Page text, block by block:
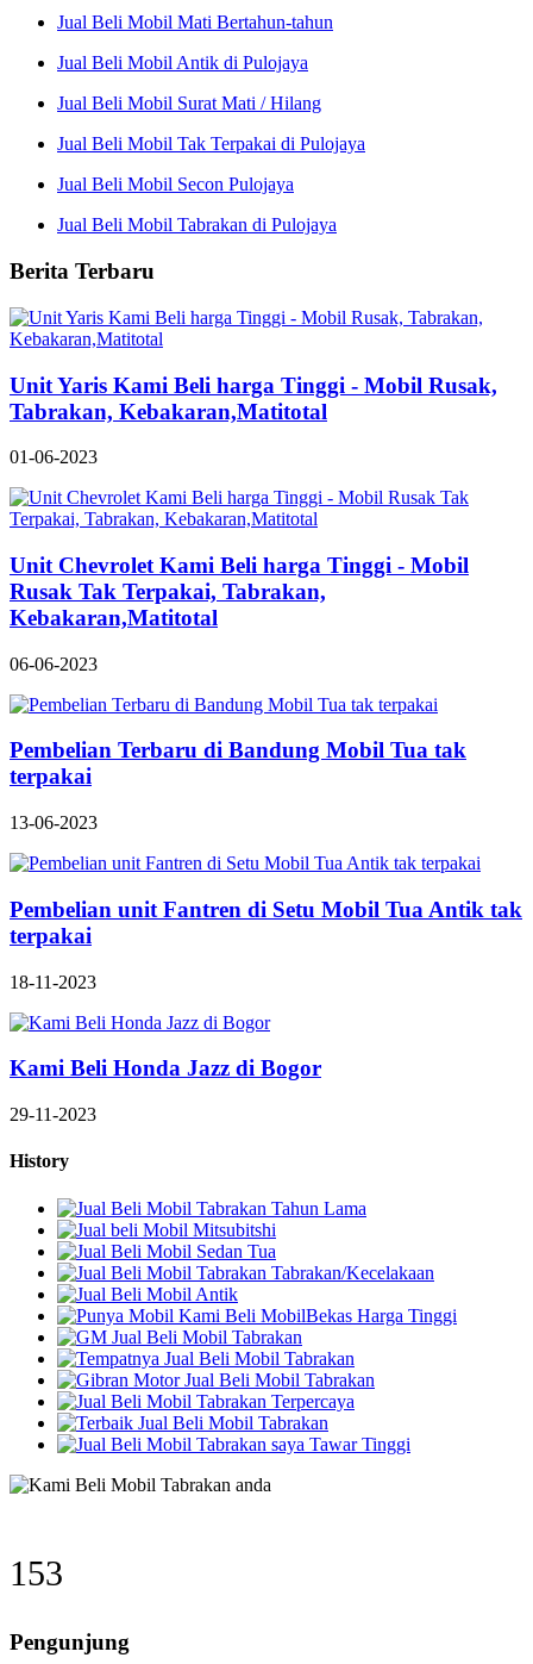
Jual Beli Mobil Mati Bertahun-tahun
Jual Beli Mobil Antik di Pulojaya
Jual Beli Mobil Surat Mati / Hilang
Jual Beli Mobil Tak Terpakai di Pulojaya
Jual Beli Mobil Secon Pulojaya
Jual Beli Mobil Tabrakan di Pulojaya
Berita Terbaru
Unit Yaris Kami Beli harga Tinggi - Mobil Rusak,
Tabrakan, Kebakaran,Matitotal
01-06-2023
Unit Chevrolet Kami Beli harga Tinggi - Mobil
Rusak Tak Terpakai, Tabrakan,
Kebakaran,Matitotal
06-06-2023
Pembelian Terbaru di Bandung Mobil Tua tak
terpakai
13-06-2023
Pembelian unit Fantren di Setu Mobil Tua Antik tak
terpakai
18-11-2023
Kami Beli Honda Jazz di Bogor
29-11-2023
History
205
Pengunjung